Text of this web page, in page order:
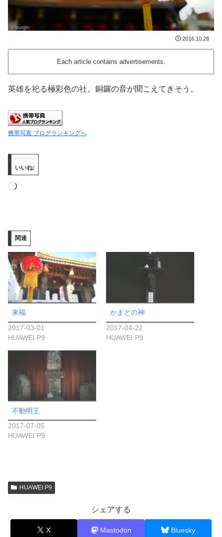
2016.10.28
Each article contains advertisements.
英雄を祀る極彩色の社。銅鑼の音が聞こえてきそう。
携帯写真 ブログランキングへ
いいね:
読
み
中…
関連
来福
2017-03-01
HUAWEI P9
かまどの神
2017-04-22
HUAWEI P9
不動明王
2017-07-05
HUAWEI P9
HUAWEI P9
シェアする
X Mastodon Bluesky